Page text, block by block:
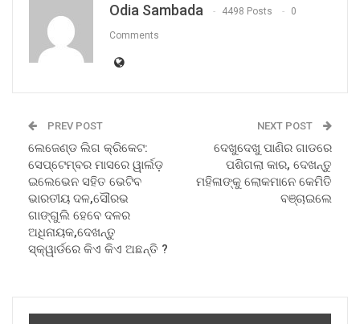
Odia Sambada 4498 Posts 0
Comments
PREV POST
ଲେଜେଣ୍ଡ ଲିଗ କ୍ରିକେଟ:
ସେପ୍ଟେମ୍ବର ମାସରେ ୱାର୍ଲଡ଼
ଇଲେଭେନ ସହିତ ଭେଟିବ
ଭାରତୀୟ ଦଳ,ସୌରଭ
ଗାଙ୍ଗୁଲି ହେବେ ଦଳର
ଅଧିନାୟକ,ଦେଖନ୍ତୁ
ସ୍କ୍ୱାର୍ଡରେ କିଏ କିଏ ଅଛନ୍ତି ?
NEXT POST
ଦେଖୁଦେଖୁ ପାଣିର ଗାଡରେ
ପଶିଗଲା କାର, ଦେଖନ୍ତୁ
ମହିଳାଙ୍କୁ ଲୋକମାନେ କେମିତି
ବଞ୍ଚାଇଲେ